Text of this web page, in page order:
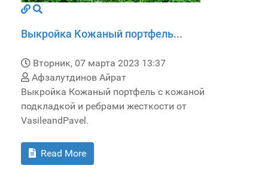
Выкройка Кожаный портфель...
Вторник, 07 марта 2023 13:37
Афзалутдинов Айрат
Выкройка Кожаный портфель с кожаной
подкладкой и ребрами жесткости от
VasileandPavel.
Read More